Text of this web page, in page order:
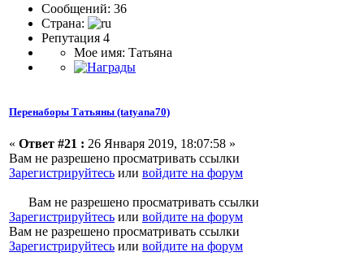
Сообщений: 36
Страна:
Репутация 4
Мое имя: Татьяна
Перенаборы Татьяны (tatyana70)
« Ответ #21 : 26 Января 2019, 18:07:58 »
Вам не разрешено просматривать ссылки
Зарегистрируйтесь или войдите на форум
Вам не разрешено просматривать ссылки
Зарегистрируйтесь или войдите на форум
Вам не разрешено просматривать ссылки
Зарегистрируйтесь или войдите на форум